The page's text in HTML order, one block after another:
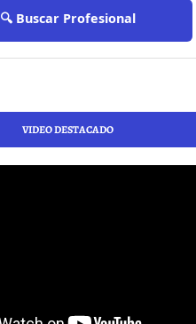
🔍 Buscar Profesional
VIDEO DESTACADO